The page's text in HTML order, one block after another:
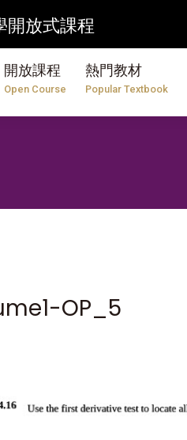
開放式課程
開放課程
Open Course
熱門教材
Popular Textbook
OP_5